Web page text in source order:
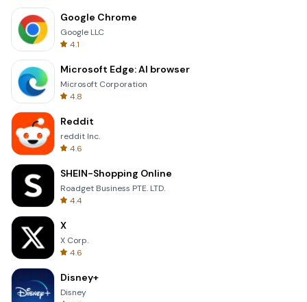
Google Chrome
Google LLC
4.1
Microsoft Edge: AI browser
Microsoft Corporation
4.8
Reddit
reddit Inc.
4.6
SHEIN-Shopping Online
Roadget Business PTE. LTD.
4.4
X
X Corp.
4.6
Disney+
Disney